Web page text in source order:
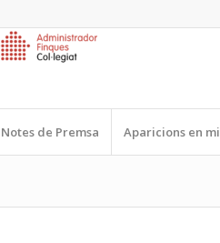
Notes de Premsa Aparicions en